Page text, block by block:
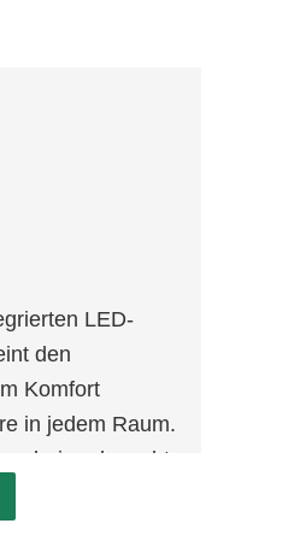
LED-
den
Komfort
in jedem Raum.
bei und macht